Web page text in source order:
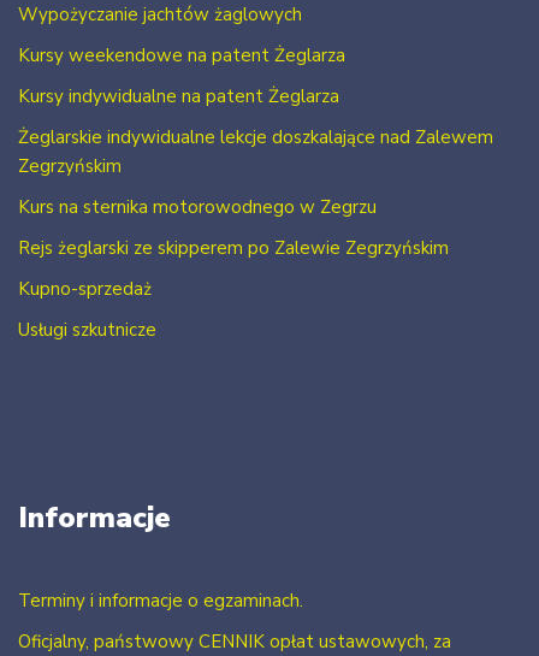
Wypożyczanie jachtów żaglowych
Kursy weekendowe na patent Żeglarza
Kursy indywidualne na patent Żeglarza
Żeglarskie indywidualne lekcje doszkalające nad Zalewem
Zegrzyńskim
Kurs na sternika motorowodnego w Zegrzu
Rejs żeglarski ze skipperem po Zalewie Zegrzyńskim
Kupno-sprzedaż
Usługi szkutnicze
Informacje
Terminy i informacje o egzaminach.
Oficjalny, państwowy CENNIK opłat ustawowych, za